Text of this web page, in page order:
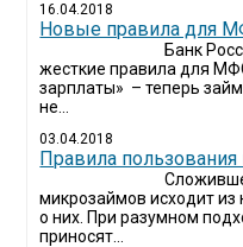
16.04.2018
Новые правила для
Банк
жесткие правила для
зарплаты» – теперь
не...
03.04.2018
​Правила
микрозаймов исходит из
о них. При разумном
приносят...